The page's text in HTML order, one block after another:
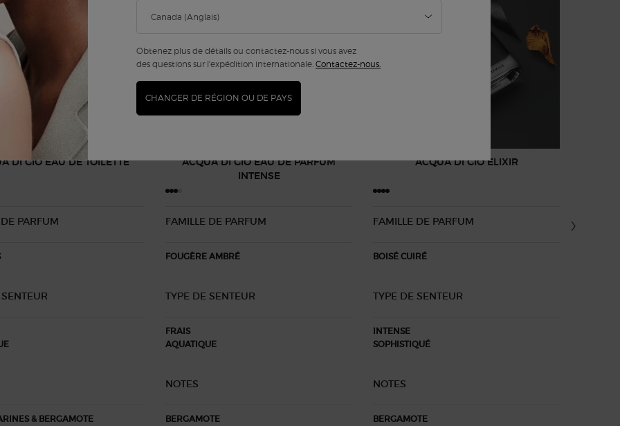
DI GIÒ EAU DE TOILETTE
PARFUM​
& BERGAMOTE​
ACQUA DI GIÒ EAU DE PARFUM
INTENSE​
FAMILLE DE PARFUM​
FOUGÈRE AMBRÉ
TYPE DE SENTEUR​
FRAIS
AQUATIQUE
NOTES
BERGAMOTE
ACQUA DI GIÒ ELIXIR
FAMILLE DE PARFUM​
BOISÉ CUIRÉ​
TYPE DE SENTEUR​
INTENSE​
SOPHISTIQUÉ
NOTES
BERGAMOTE​
Obtenez plus de détails ou contactez-nous si vous avez
des questions sur l'expédition internationale. Contactez-nous.
CHANGER DE RÉGION OU DE PAYS